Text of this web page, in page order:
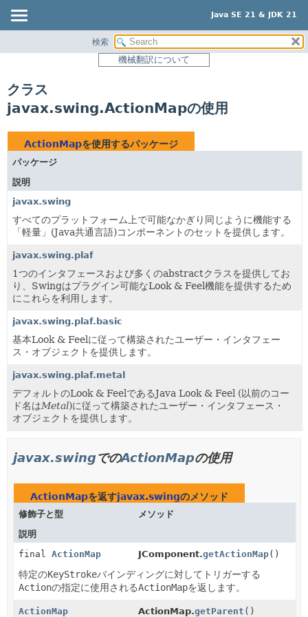
Java SE 21 & JDK 21
パッケージ
クラス
使用
ツリー
新規
非推奨
索引
ヘルプ
検索
機械翻訳について
クラス
javax.swing.ActionMapの使用
ActionMapを使用するパッケージ
パッケージ
説明
javax.swing
すべてのプラットフォーム上で可能なかぎり同じように機能する
「軽量」(Java共通言語)コンポーネントのセットを提供します。
javax.swing.plaf
1つのインタフェースおよび多くのabstractクラスを提供してお
り、Swingはプラグイン可能なLook & Feel機能を提供するため
にこれらを利用します。
javax.swing.plaf.basic
基本Look & Feelに従って構築されたユーザー・インタフェー
ス・オブジェクトを提供します。
javax.swing.plaf.metal
デフォルトのLook & FeelであるJava Look & Feel (以前のコー
ド名はMetal)に従って構築されたユーザー・インタフェース・
オブジェクトを提供します。
javax.swingでのActionMapの使用
ActionMapを返すjavax.swingのメソッド
修飾子と型
メソッド
説明
final ActionMap JComponent.getActionMap()
特定のKeyStrokeバインディングに対してトリガーする
Actionの指定に使用されるActionMapを返します。
ActionMap ActionMap.getParent ()